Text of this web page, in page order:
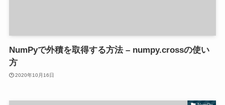
NumPyで外積を取得する方法 – numpy.crossの使い
方
2020年10月16日